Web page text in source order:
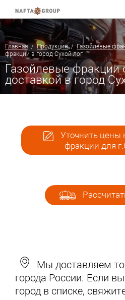
Главная /Продукция/ Газойлевые
фракции в город Сухой лог
Газойлевые фракции
доставкой в город
Уточнить цены
фракции для
Мы доставляем
города России. Если
город в списке,